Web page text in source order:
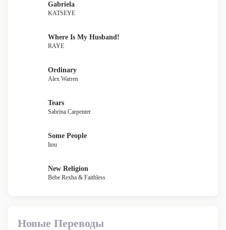
Gabriela
KATSEYE
Where Is My Husband!
RAYE
Ordinary
Alex Warren
Tears
Sabrina Carpenter
Some People
liou
New Religion
Bebe Rexha & Faithless
Новые Переводы